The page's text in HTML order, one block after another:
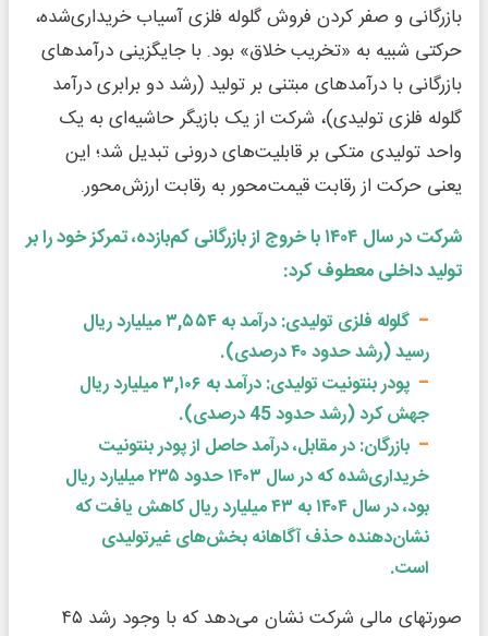
بازرگانی و صفر کردن فروش گلوله فلزی آسیاب خریداری‌شده،
حرکتی شبیه به «تخریب خلاق» بود. با جایگزینی درآمدهای
بازرگانی با درآمدهای مبتنی بر تولید (رشد دو برابری درآمد
گلوله فلزی تولیدی)، شرکت از یک بازیگر حاشیه‌ای به یک
واحد تولیدی متکی بر قابلیت‌های درونی تبدیل شد؛ این
یعنی حرکت از رقابت قیمت‌محور به رقابت ارزش‌محور.
شرکت در سال ۱۴۰۴ با خروج از بازرگانی کم‌بازده، تمرکز خود را بر
تولید داخلی معطوف کرد:
گلوله فلزی تولیدی:
درآمد به ۳,۵۵۴ میلیارد ریال
رسید (رشد حدود ۴۰ درصدی).
پودر بنتونیت تولیدی:
درآمد به ۳,۱۰۶ میلیارد ریال
جهش کرد (رشد حدود 45 درصدی).
بازرگان:در مقابل، درآمد حاصل از پودر بنتونیت
خریداری‌شده که در سال ۱۴۰۳ حدود ۲۳۵ میلیارد ریال
بود، در سال ۱۴۰۴ به ۴۳ میلیارد ریال کاهش یافت که
نشان‌دهنده حذف آگاهانه بخش‌های غیرتولیدی
است.
صورتهای مالی شرکت نشان می‌دهد که با وجود رشد ۴۵